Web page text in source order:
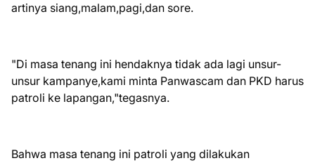
artinya siang,malam,pagi,dan sore.
"Di masa tenang ini hendaknya tidak ada lagi unsur-
unsur kampanye,kami minta Panwascam dan PKD harus
patroli ke lapangan,"tegasnya.
Bahwa masa tenang ini patroli yang dilakukan